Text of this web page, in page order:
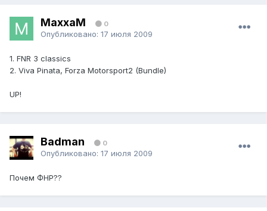
MaxxaM 0
Опубликовано: 17 июля 2009
1. FNR 3 classics
2. Viva Pinata, Forza Motorsport2 (Bundle)
UP!
Badman 0
Опубликовано: 17 июля 2009
Почем ФНР??